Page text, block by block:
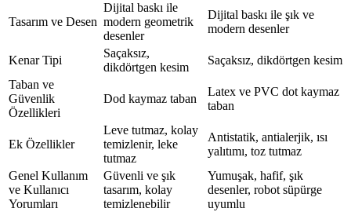
Tasarım ve Desen
Dijital baskı ile
modern geometrik
desenler
Dijital baskı ile şık ve
modern desenler
Kenar Tipi
Saçaksız,
dikdörtgen kesim
Saçaksız, dikdörtgen kesim
Taban ve
Güvenlik
Özellikleri
Dod kaymaz taban
Latex ve PVC dot kaymaz
taban
Ek Özellikler
Leve tutmaz, kolay
temizlenir, leke
tutmaz
Antistatik, antialerjik, ısı
yalıtımı, toz tutmaz
Genel Kullanım
ve Kullanıcı
Yorumları
Güvenli ve şık
tasarım, kolay
temizlenebilir
Yumuşak, hafif, şık
desenler, robot süpürge
uyumlu